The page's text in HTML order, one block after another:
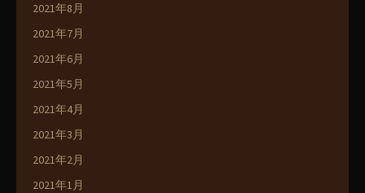
2021年8月
2021年7月
2021年6月
2021年5月
2021年4月
2021年3月
2021年2月
2021年1月